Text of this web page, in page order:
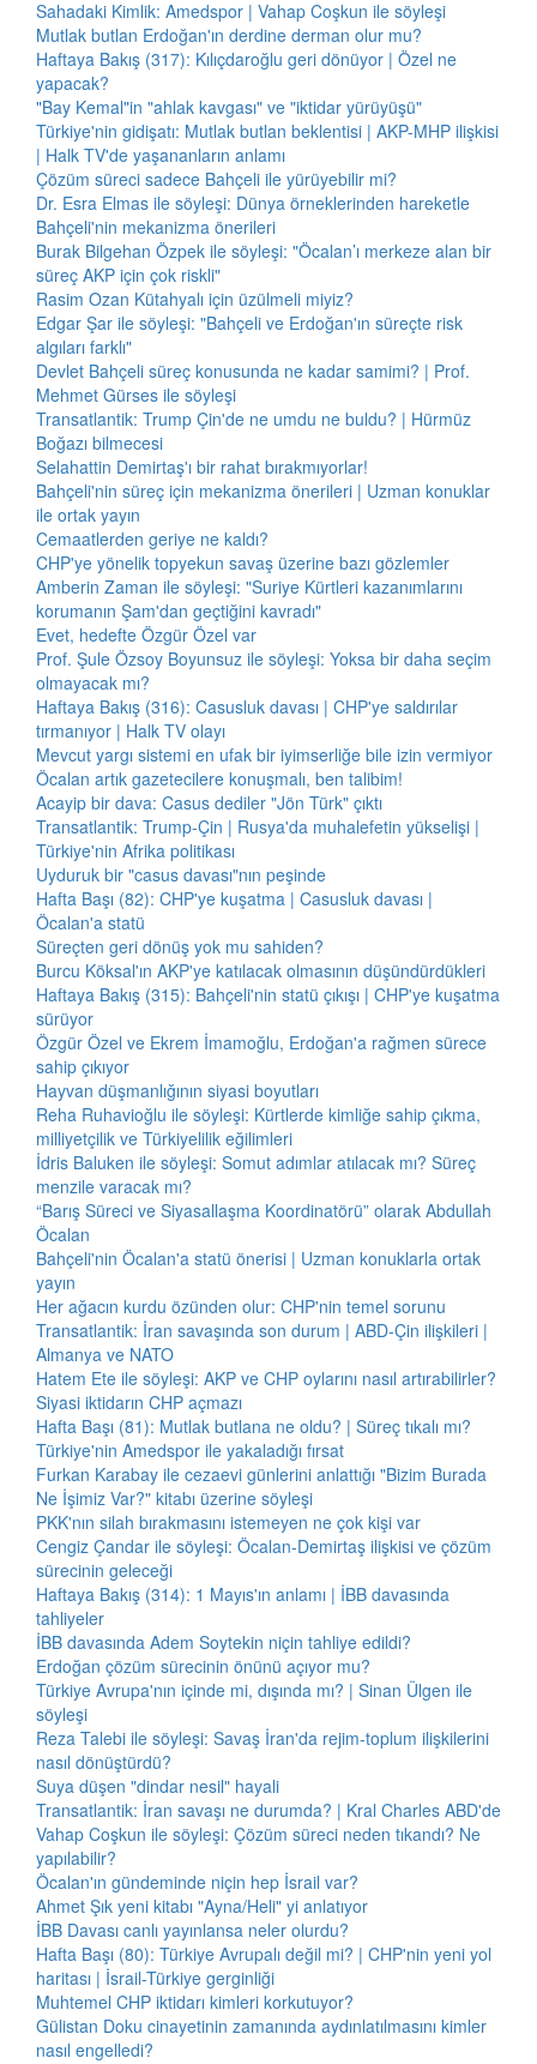
Sahadaki Kimlik: Amedspor | Vahap Coşkun ile söyleşi
Mutlak butlan Erdoğan'ın derdine derman olur mu?
Haftaya Bakış (317): Kılıçdaroğlu geri dönüyor | Özel ne
yapacak?
"Bay Kemal"in "ahlak kavgası" ve "iktidar yürüyüşü"
Türkiye'nin gidişatı: Mutlak butlan beklentisi | AKP-MHP ilişkisi
| Halk TV'de yaşananların anlamı
Çözüm süreci sadece Bahçeli ile yürüyebilir mi?
Dr. Esra Elmas ile söyleşi: Dünya örneklerinden hareketle
Bahçeli'nin mekanizma önerileri
Burak Bilgehan Özpek ile söyleşi: "Öcalan’ı merkeze alan bir
süreç AKP için çok riskli"
Rasim Ozan Kütahyalı için üzülmeli miyiz?
Edgar Şar ile söyleşi: "Bahçeli ve Erdoğan'ın süreçte risk
algıları farklı"
Devlet Bahçeli süreç konusunda ne kadar samimi? | Prof.
Mehmet Gürses ile söyleşi
Transatlantik: Trump Çin'de ne umdu ne buldu? | Hürmüz
Boğazı bilmecesi
Selahattin Demirtaş'ı bir rahat bırakmıyorlar!
Bahçeli'nin süreç için mekanizma önerileri | Uzman konuklar
ile ortak yayın
Cemaatlerden geriye ne kaldı?
CHP'ye yönelik topyekun savaş üzerine bazı gözlemler
Amberin Zaman ile söyleşi: "Suriye Kürtleri kazanımlarını
korumanın Şam'dan geçtiğini kavradı"
Evet, hedefte Özgür Özel var
Prof. Şule Özsoy Boyunsuz ile söyleşi: Yoksa bir daha seçim
olmayacak mı?
Haftaya Bakış (316): Casusluk davası | CHP'ye saldırılar
tırmanıyor | Halk TV olayı
Mevcut yargı sistemi en ufak bir iyimserliğe bile izin vermiyor
Öcalan artık gazetecilere konuşmalı, ben talibim!
Acayip bir dava: Casus dediler "Jön Türk" çıktı
Transatlantik: Trump-Çin | Rusya'da muhalefetin yükselişi |
Türkiye'nin Afrika politikası
Uyduruk bir "casus davası"nın peşinde
Hafta Başı (82): CHP'ye kuşatma | Casusluk davası |
Öcalan'a statü
Süreçten geri dönüş yok mu sahiden?
Burcu Köksal'ın AKP'ye katılacak olmasının düşündürdükleri
Haftaya Bakış (315): Bahçeli'nin statü çıkışı | CHP'ye kuşatma
sürüyor
Özgür Özel ve Ekrem İmamoğlu, Erdoğan'a rağmen sürece
sahip çıkıyor
Hayvan düşmanlığının siyasi boyutları
Reha Ruhavioğlu ile söyleşi: Kürtlerde kimliğe sahip çıkma,
milliyetçilik ve Türkiyelilik eğilimleri
İdris Baluken ile söyleşi: Somut adımlar atılacak mı? Süreç
menzile varacak mı?
“Barış Süreci ve Siyasallaşma Koordinatörü” olarak Abdullah
Öcalan
Bahçeli'nin Öcalan'a statü önerisi | Uzman konuklarla ortak
yayın
Her ağacın kurdu özünden olur: CHP'nin temel sorunu
Transatlantik: İran savaşında son durum | ABD-Çin ilişkileri |
Almanya ve NATO
Hatem Ete ile söyleşi: AKP ve CHP oylarını nasıl artırabilirler?
Siyasi iktidarın CHP açmazı
Hafta Başı (81): Mutlak butlana ne oldu? | Süreç tıkalı mı?
Türkiye'nin Amedspor ile yakaladığı fırsat
Furkan Karabay ile cezaevi günlerini anlattığı "Bizim Burada
Ne İşimiz Var?" kitabı üzerine söyleşi
PKK'nın silah bırakmasını istemeyen ne çok kişi var
Cengiz Çandar ile söyleşi: Öcalan-Demirtaş ilişkisi ve çözüm
sürecinin geleceği
Haftaya Bakış (314): 1 Mayıs'ın anlamı | İBB davasında
tahliyeler
İBB davasında Adem Soytekin niçin tahliye edildi?
Erdoğan çözüm sürecinin önünü açıyor mu?
Türkiye Avrupa'nın içinde mi, dışında mı? | Sinan Ülgen ile
söyleşi
Reza Talebi ile söyleşi: Savaş İran'da rejim-toplum ilişkilerini
nasıl dönüştürdü?
Suya düşen "dindar nesil" hayali
Transatlantik: İran savaşı ne durumda? | Kral Charles ABD'de
Vahap Coşkun ile söyleşi: Çözüm süreci neden tıkandı? Ne
yapılabilir?
Öcalan'ın gündeminde niçin hep İsrail var?
Ahmet Şık yeni kitabı "Ayna/Heli" yi anlatıyor
İBB Davası canlı yayınlansa neler olurdu?
Hafta Başı (80): Türkiye Avrupalı değil mi? | CHP'nin yeni yol
haritası | İsrail-Türkiye gerginliği
Muhtemel CHP iktidarı kimleri korkutuyor?
Gülistan Doku cinayetinin zamanında aydınlatılmasını kimler
nasıl engelledi?